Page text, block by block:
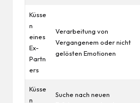
Küsse
n
eines
Ex-
Partn
ers
Verarbeitung von
Vergangenem oder nicht
gelösten Emotionen
Küsse
n
Suche nach neuen